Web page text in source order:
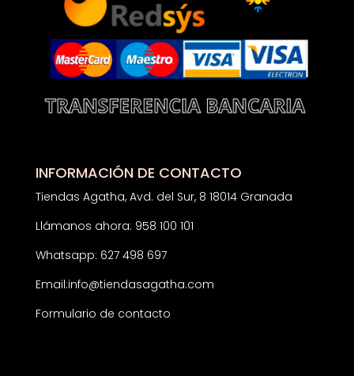
INFORMACIÓN DE CONTACTO
Tiendas Agatha, Avd. del Sur, 8 18014 Granada
Llámanos ahora: 958 100 101
Whatsapp: 627 498 697
Email:info@tiendasagatha.com
Formulario de contacto